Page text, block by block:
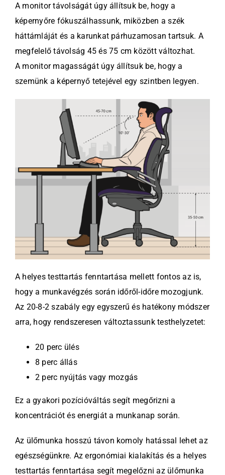
A monitor távolságát úgy állítsuk be, hogy a
képernyőre fókuszálhassunk, miközben a szék
háttámláját és a karunkat párhuzamosan tartsuk. A
megfelelő távolság 45 és 75 cm között változhat.
A monitor magasságát úgy állítsuk be, hogy a
szemünk a képernyő tetejével egy szintben legyen.
A helyes testtartás fenntartása mellett fontos az is,
hogy a munkavégzés során időről-időre mozogjunk.
Az 20-8-2 szabály egy egyszerű és hatékony módszer
arra, hogy rendszeresen változtassunk testhelyzetet:
20 perc ülés
8 perc állás
2 perc nyújtás vagy mozgás
Ez a gyakori pozícióváltás segít megőrizni a
koncentrációt és energiát a munkanap során.
Az ülőmunka hosszú távon komoly hatással lehet az
egészségünkre. Az ergonómiai kialakítás és a helyes
testtartás fenntartása segít megelőzni az ülőmunka